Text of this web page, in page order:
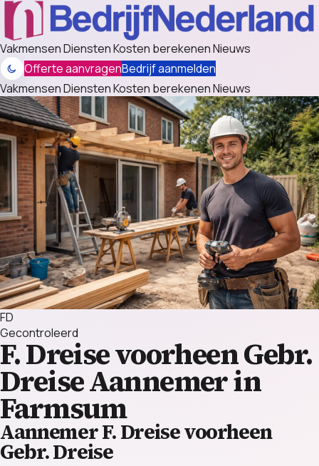
VakmensenDienstenKosten berekenenNieuws
Offerte aanvragenBedrijf aanmelden
VakmensenDienstenKosten berekenenNieuws
FD
Gecontroleerd
F. Dreise voorheen Gebr.
DreiseAannemer in
Farmsum
Aannemer F. Dreise voorheen
Gebr. Dreise